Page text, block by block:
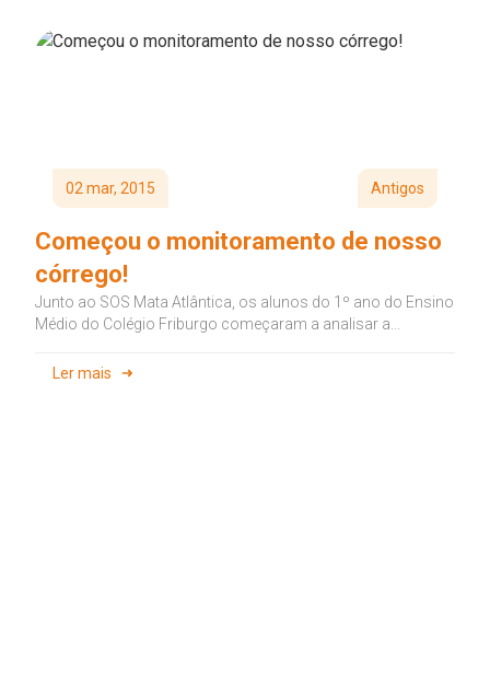
02 mar, 2015 Antigos
Começou o monitoramento de nosso
córrego!
Junto ao SOS Mata Atlântica, os alunos do 1º ano do Ensino
Médio do Colégio Friburgo começaram a analisar a...
Ler mais